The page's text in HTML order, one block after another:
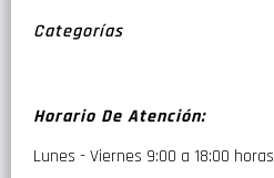
Categorías
Horario De Atención:
Lunes - Viernes 9:00 a 18:00 horas